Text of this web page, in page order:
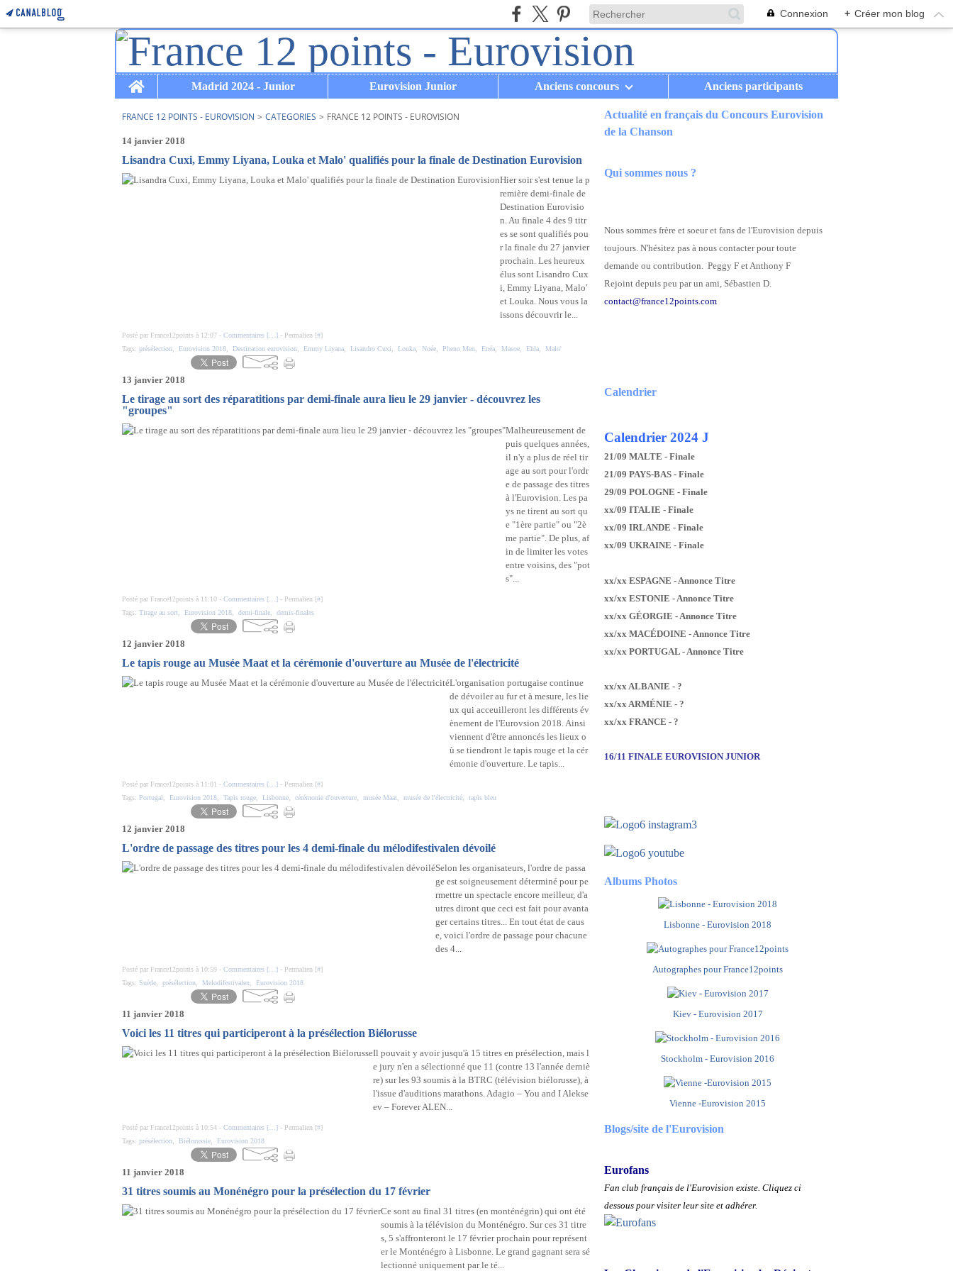
Connexion + Créer mon blog
Home
Madrid 2024 - Junior Eurovision Junior Anciens concours Anciens participants
FRANCE 12 POINTS - EUROVISION > CATEGORIES > FRANCE 12 POINTS - EUROVISION
14 janvier 2018
Lisandra Cuxi, Emmy Liyana, Louka et Malo' qualifiés pour la finale de Destination Eurovision
Hier soir s'est tenue la p
remière demi-finale de
Destination Eurovisio
n. Au finale 4 des 9 titr
es se sont qualifiés pou
r la finale du 27 janvier
prochain. Les heureux
élus sont Lisandro Cux
i, Emmy Liyana, Malo'
et Louka. Nous vous la
issons découvrir le...
Posté par France12points à 12:07 - Commentaires [ ] - Permalien [#]
Tags: présélection Eurovision 2018 Destination eurovision Emmy Liyana Lisandro Cuxi Louka Noée Pheno Men Enéa Masoe Ehla Malo'
13 janvier 2018
Le tirage au sort des réparatitions par demi-finale aura lieu le 29 janvier - découvrez les
"groupes"
Malheureusement de
puis quelques années,
il n'y a plus de réel tir
age au sort pour l'ordr
e de passage des titres
à l'Eurovision. Les pa
ys ne tirent au sort qu
e "1ère partie" ou "2è
me partie". De plus, af
in de limiter les votes
entre voisins, des "pot
s"...
Posté par France12points à 11:10 - Commentaires [ ] - Permalien [#]
Tags: Tirage au sort Eurovision 2018 demi-finale demis-finales
12 janvier 2018
Le tapis rouge au Musée Maat et la cérémonie d'ouverture au Musée de l'électricité
L'organisation portugaise continue
de dévoiler au fur et à mesure, les lie
ux qui acceuilleront les différents év
ènement de l'Eurovsion 2018. Ainsi
viennent d'être annoncés les lieux o
ù se tiendront le tapis rouge et la cér
émonie d'ouverture. Le tapis...
Posté par France12points à 11:01 - Commentaires [ ] - Permalien [#]
Tags: Portugal Eurovision 2018 Tapis rouge Lisbonne cérémonie d'ouverture musée Maat musée de l'électricité tapis bleu
12 janvier 2018
L'ordre de passage des titres pour les 4 demi-finale du mélodifestivalen dévoilé
Selon les organisateurs, l'ordre de passa
ge est soigneusement déterminé pour pe
rmettre un spectacle encore meilleur, d'a
utres diront que ceci est fait pour avanta
ger certains titres... En tout état de caus
e, voici l'ordre de passage pour chacune
des 4...
Posté par France12points à 10:59 - Commentaires [ ] - Permalien [#]
Tags: Suède présélection Melodifestivalen Eurovision 2018
11 janvier 2018
Voici les 11 titres qui participeront à la présélection Biélorusse
Il pouvait y avoir jusqu'à 15 titres en présélection, mais l
e jury n'en a sélectionné que 11 (contre 13 l'année derniè
re) sur les 93 soumis à la BTRC (télévision biélorusse), à
l'issue d'auditions marathons. Adagio – You and I Alekse
ev – Forever ALEN...
Posté par France12points à 10:54 - Commentaires [ ] - Permalien [#]
Tags: présélection Biélorussie Eurovision 2018
11 janvier 2018
31 titres soumis au Monénégro pour la présélection du 17 février
Ce sont au final 31 titres (en monténégrin) qui ont été
soumis à la télévision du Monténégro. Sur ces 31 titre
s, 5 s'affronteront le 17 février prochain pour représent
er le Monténégro à Lisbonne. Le grand gagnant sera sé
lectionné uniquement par le té...
Actualité en français du Concours Eurovision
de la Chanson
Qui sommes nous ?
Nous sommes frère et soeur et fans de l'Eurovision depuis
toujours. N'hésitez pas à nous contacter pour toute
demande ou contribution. Peggy F et Anthony F
Rejoint depuis peu par un ami, Sébastien D.
contact@france12points.com
Calendrier
Calendrier 2024 J
21/09 MALTE - Finale
21/09 PAYS-BAS - Finale
29/09 POLOGNE - Finale
xx/09 ITALIE - Finale
xx/09 IRLANDE - Finale
xx/09 UKRAINE - Finale
xx/xx ESPAGNE - Annonce Titre
xx/xx ESTONIE - Annonce Titre
xx/xx GÉORGIE - Annonce Titre
xx/xx MACÉDOINE - Annonce Titre
xx/xx PORTUGAL - Annonce Titre
xx/xx ALBANIE - ?
xx/xx ARMÉNIE - ?
xx/xx FRANCE - ?
16/11 FINALE EUROVISION JUNIOR
Albums Photos
Lisbonne - Eurovision 2018
Autographes pour France12points
Kiev - Eurovision 2017
Stockholm - Eurovision 2016
Vienne -Eurovision 2015
Blogs/site de l'Eurovision
Eurofans
Fan club français de l'Eurovision existe. Cliquez ci
dessous pour visiter leur site et adhérer.